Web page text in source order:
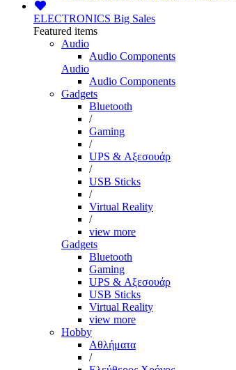
ELECTRONICS Big Sales
Featured items
Audio
Audio Components
Audio
Audio Components
Gadgets
Bluetooth
/
Gaming
/
UPS & Αξεσουάρ
/
USB Sticks
/
Virtual Reality
/
view more
Gadgets
Bluetooth
Gaming
UPS & Αξεσουάρ
USB Sticks
Virtual Reality
view more
Hobby
Αθλήματα
/